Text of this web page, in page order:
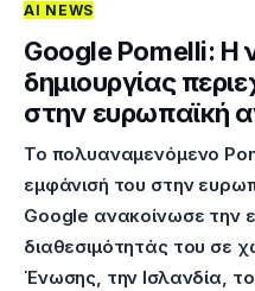
AI NEWS
Google Pomelli: Η
δημιουργίας
στην ευρωπαϊκή
Το πολυαναμενόμενο
εμφάνισή του στην
Google ανακοίνωσε την
διαθεσιμότητάς του σε
Ένωσης, την Ισλανδία,